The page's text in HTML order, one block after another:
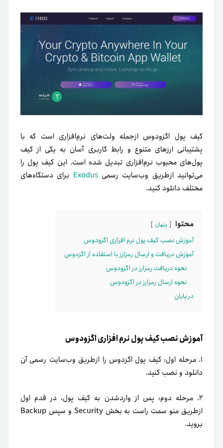
کیف پول اگزودوس ازجمله ولت‌های نرم‌افزاری است که با
پشتیبانی ارزهای متنوع و رابط کاربری آسان به یکی از کیف‌
پول‌های محبوب نرم‌افزاری تبدیل شده است. این کیف پول را
می‌توانید ازطریق وب‌سایت رسمیExodus برای دستگاه‌های
مختلف دانلود کنید.
محتوا پنهان
آموزش نصب کیف پول نرم افزاری اگزودوس
آموزش دریافت و ارسال رمزارز با استفاده از اگزدوس
نحوه دریافت رمزارز در اگزودوس
نحوه ارسال رمزارز در اگزودوس
در پایان
آموزش نصب کیف پول نرم افزاری اگزودوس
۱. مرحله اول: کیف‌ پول اگزدوس را از‌طریق وب‌سایت رسمی آن
دانلود و نصب کنید.
۲. مرحله دوم: پس از وارد‌شدن به کیف پول، در قدم اول
از‌طریق منو سمت راست به بخش Security و سپس Backup
بروید.